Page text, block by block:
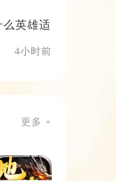
么英雄适
4小时前
更多 +